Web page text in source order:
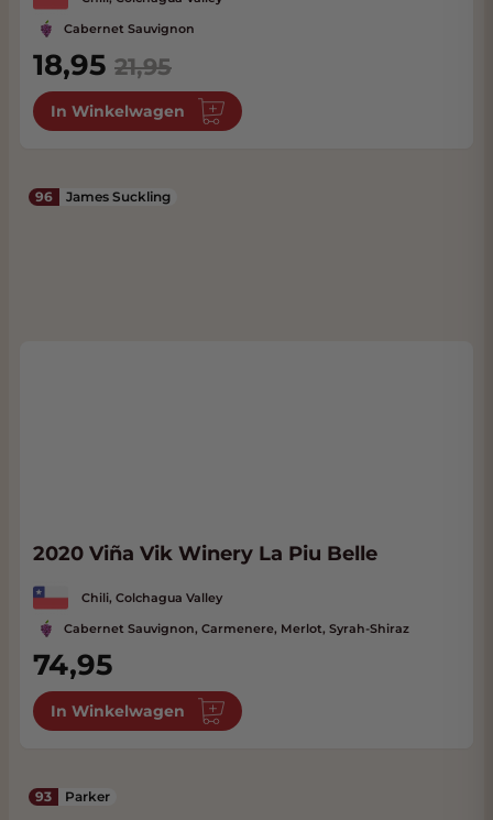
Cabernet Sauvignon
Special Price
18,95 21,95
In Winkelwagen
96 James Suckling
2020 Viña Vik Winery La Piu Belle
Chili, Colchagua Valley
Cabernet Sauvignon, Carmenere, Merlot, Syrah-Shiraz
74,95
In Winkelwagen
93 Parker